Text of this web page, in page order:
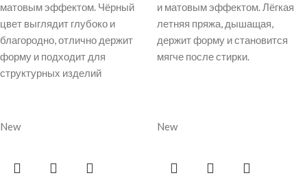
матовым эффектом. Чёрный
цвет выглядит глубоко и
благородно, отлично держит
форму и подходит для
структурных изделий
и матовым эффектом. Лёгкая
летняя пряжа, дышащая,
держит форму и становится
мягче после стирки.
New New